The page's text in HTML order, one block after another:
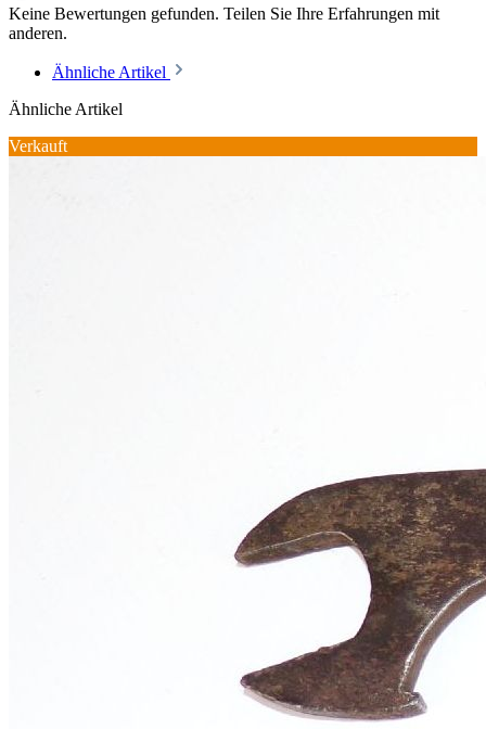
Keine Bewertungen gefunden. Teilen Sie Ihre Erfahrungen mit
anderen.
Ähnliche Artikel
Ähnliche Artikel
Verkauft